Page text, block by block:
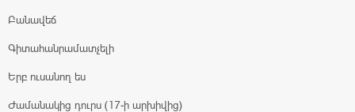
Բանավեճ
Գիտահանրամատչելի
Երբ ուսանող ես
Ժամանակից դուրս (17-ի արխիվից)